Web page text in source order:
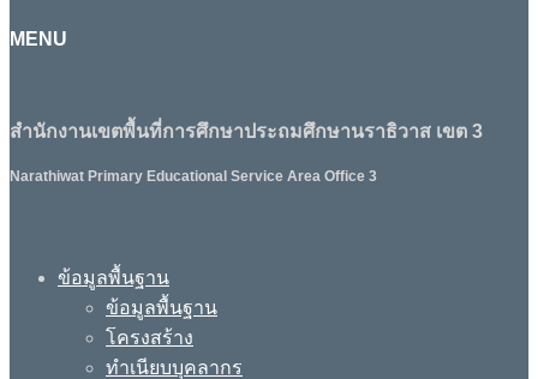
MENU
สำนักงานเขตพื้นที่การศึกษาประถมศึกษานราธิวาส เขต 3
Narathiwat Primary Educational Service Area Office 3
ข้อมูลพื้นฐาน
ข้อมูลพื้นฐาน
โครงสร้าง
ทำเนียบบุคลากร